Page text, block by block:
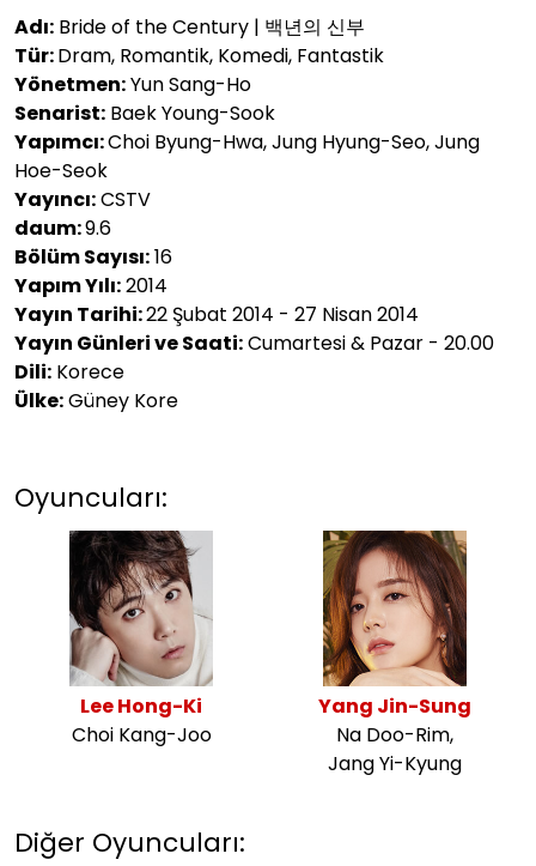
Adı: Bride of the Century | 백년의 신부
Tür:Dram, Romantik, Komedi, Fantastik
Yönetmen:Yun Sang-Ho
Senarist: Baek Young-Sook
Yapımcı:Choi Byung-Hwa, Jung Hyung-Seo, Jung
Hoe-Seok
Yayıncı:CSTV
daum:9.6
Bölüm Sayısı:16
Yapım Yılı:2014
Yayın Tarihi:22 Şubat 2014 - 27 Nisan 2014
Yayın Günleri ve Saati:Cumartesi & Pazar - 20.00
Dili: Korece
Ülke:Güney Kore
Oyuncuları:
Lee Hong-Ki
Choi Kang-Joo
Yang Jin-Sung
Na Doo-Rim,
Jang Yi-Kyung
Diğer Oyuncuları: